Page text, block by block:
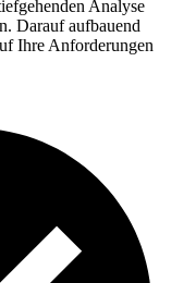
Analyse
Darauf aufbauend
Ihre Anforderungen